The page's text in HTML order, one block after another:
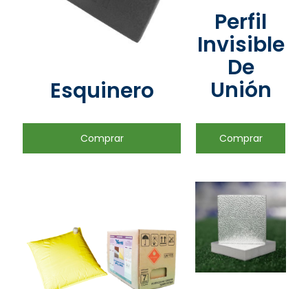
Esquinero
Comprar
Perfil
Invisible
De
Unión
Comprar